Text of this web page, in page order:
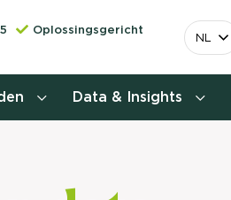
Oplossingsgericht
NL
Data & Insights